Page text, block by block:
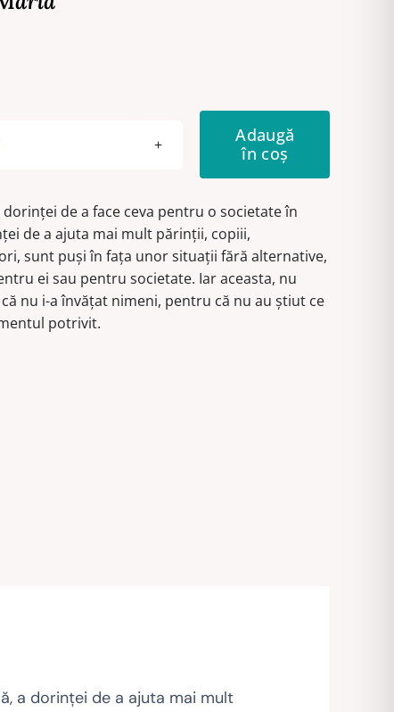
Adaugă
în coș
de a face ceva pentru o societate în
de a ajuta mai mult părinţii, copiii,
sunt puşi în faţa unor situaţii fără alternative,
ei sau pentru societate. Iar aceasta, nu
nu i-a învăţat nimeni, pentru că nu au ştiut ce
potrivit.
a dorinţei de a ajuta mai mult